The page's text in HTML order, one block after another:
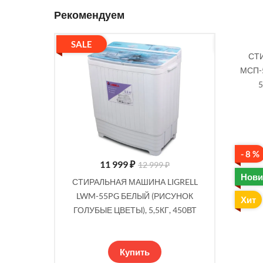
Рекомендуем
SALE
11 999₽ 12 999 ₽
СТИРАЛЬНАЯ МАШИНА LIGRELL
LWM-55PG БЕЛЫЙ (РИСУНОК
ГОЛУБЫЕ ЦВЕТЫ), 5,5КГ, 450ВТ
Купить
МС-40
4КГ,
МСП-
- 8 %
Хит